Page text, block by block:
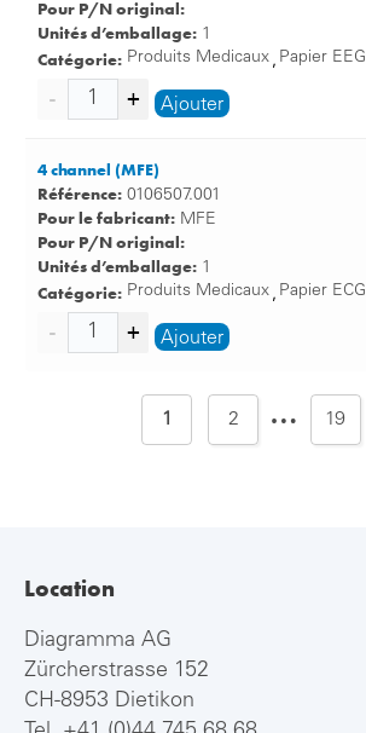
Pour P/N original:
Unités d’emballage: 1
Catégorie: Produits Medicaux , Papier EEG
Ajouter
4 channel (MFE)
Référence: 0106507.001
Pour le fabricant: MFE
Pour P/N original:
Unités d’emballage: 1
Catégorie: Produits Medicaux , Papier ECG
Ajouter
1 2 … 19
Location
Diagramma AG
Zürcherstrasse 152
CH-8953 Dietikon